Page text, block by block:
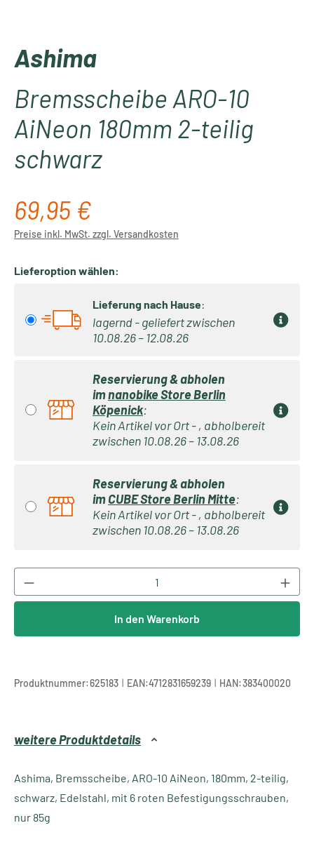
Ashima
Bremsscheibe ARO-10
AiNeon 180mm 2-teilig
schwarz
Regulärer Preis:
69,95 €
Preise inkl. MwSt. zzgl. Versandkosten
Lieferoption wählen:
Lieferung nach Hause:
lagernd - geliefert zwischen
10.08.26 – 12.08.26
Reservierung & abholen
imnanobike Store Berlin
Köpenick:
Kein Artikel vor Ort - , abholbereit
zwischen 10.08.26 – 13.08.26
Reservierung & abholen
imCUBE Store Berlin Mitte:
Kein Artikel vor Ort - , abholbereit
zwischen 10.08.26 – 13.08.26
Produkt Anzahl: Gib den gewünschten
In den Warenkorb
Produktnummer:625183 | EAN:4712831659239 | HAN:383400020
weitere Produktdetails
Ashima, Bremsscheibe, ARO-10 AiNeon, 180mm, 2-teilig,
schwarz, Edelstahl, mit 6 roten Befestigungsschrauben,
nur 85g